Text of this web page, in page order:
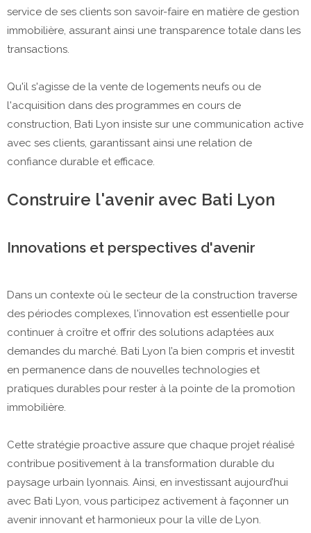
service de ses clients son savoir-faire en matière de gestion
immobilière, assurant ainsi une transparence totale dans les
transactions.
Qu'il s'agisse de la vente de logements neufs ou de
l'acquisition dans des programmes en cours de
construction, Bati Lyon insiste sur une communication active
avec ses clients, garantissant ainsi une relation de
confiance durable et efficace.
Construire l'avenir avec Bati Lyon
Innovations et perspectives d'avenir
Dans un contexte où le secteur de la construction traverse
des périodes complexes, l'innovation est essentielle pour
continuer à croître et offrir des solutions adaptées aux
demandes du marché. Bati Lyon l’a bien compris et investit
en permanence dans de nouvelles technologies et
pratiques durables pour rester à la pointe de la promotion
immobilière.
Cette stratégie proactive assure que chaque projet réalisé
contribue positivement à la transformation durable du
paysage urbain lyonnais. Ainsi, en investissant aujourd’hui
avec Bati Lyon, vous participez activement à façonner un
avenir innovant et harmonieux pour la ville de Lyon.